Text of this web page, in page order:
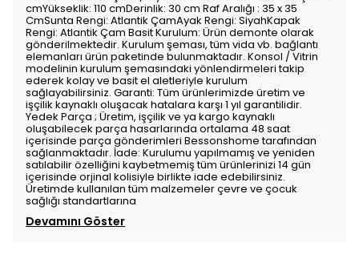
cmYükseklik: 110 cmDerinlik: 30 cm Raf Aralığı : 35 x 35
CmSunta Rengi: Atlantik ÇamAyak Rengi: SiyahKapak
Rengi: Atlantik Çam Basit Kurulum: Ürün demonte olarak
gönderilmektedir. Kurulum şeması, tüm vida vb. bağlantı
elemanları ürün paketinde bulunmaktadır. Konsol / Vitrin
modelinin kurulum şemasındaki yönlendirmeleri takip
ederek kolay ve basit el aletleriyle kurulum
sağlayabilirsiniz. Garanti: Tüm ürünlerimizde üretim ve
işçilik kaynaklı oluşacak hatalara karşı 1 yıl garantilidir.
Yedek Parça ; Üretim, işçilik ve ya kargo kaynaklı
oluşabilecek parça hasarlarında ortalama 48 saat
içerisinde parça gönderimleri Bessonshome tarafından
sağlanmaktadır. İade: Kurulumu yapılmamış ve yeniden
satılabilir özelliğini kaybetmemiş tüm ürünlerinizi 14 gün
içerisinde orjinal kolisiyle birlikte iade edebilirsiniz.
Üretimde kullanılan tüm malzemeler çevre ve çocuk
sağlığı standartlarına
Devamını Göster